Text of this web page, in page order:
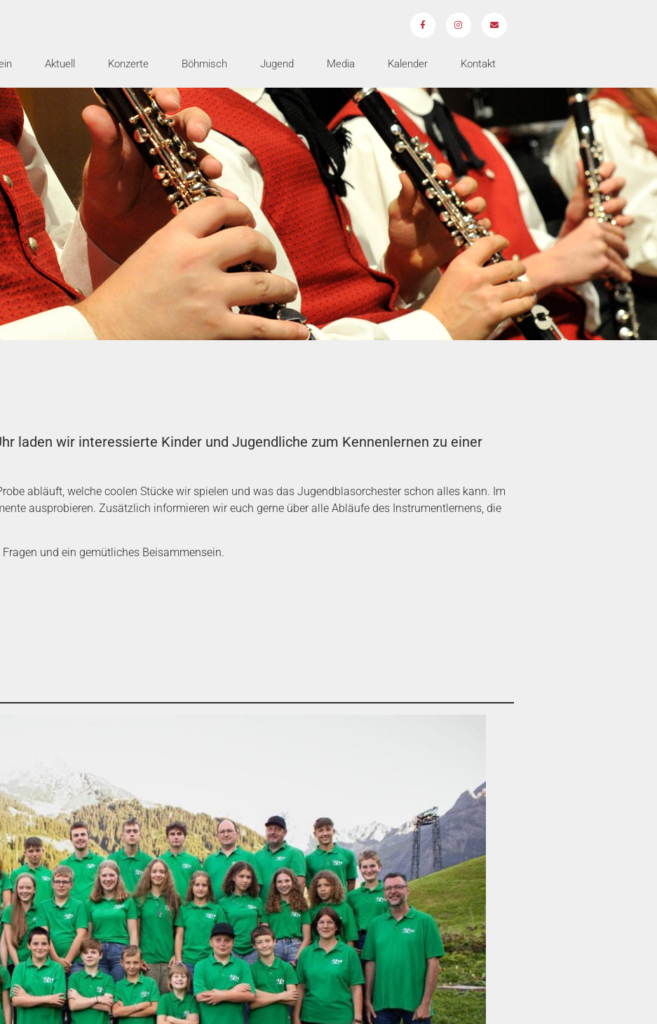
Aktuell Konzerte Böhmisch Jugend Media Kalender Kontakt
laden wir interessierte Kinder und Jugendliche zum Kennenlernen zu einer
abläuft, welche coolen Stücke wir spielen und was das Jugendblasorchester schon alles kann. Im
ausprobieren. Zusätzlich informieren wir euch gerne über alle Abläufe des Instrumentlernens, die
und ein gemütliches Beisammensein.